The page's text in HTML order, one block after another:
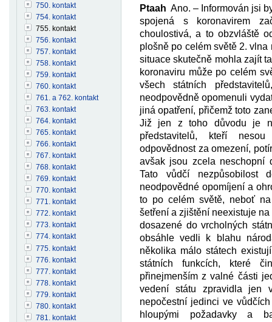
Ptaah Ano. – Informován jsi
spojená s koronavirem
choulostivá, a to obzvláště
plošně po celém světě 2.
situace skutečně mohla zajít
koronaviru může po celém
všech státních
neodpovědně opomenuli
jiná opatření, přičemž toto
Již jen z toho důvodu je
představitelů, kteří
odpovědnost za omezení,
avšak jsou zcela neschopní
Tato vůdčí nezpůsobilost
neodpovědné opomíjení a
to po celém světě, neboť
šetření a zjištění neexistuje
dosazené do vrcholných
obsáhle vedli k blahu
několika málo státech
státních funkcích, které
přinejmenším z valné části
vedení státu zpravidla jen
nepočestní jedinci ve
hloupými požadavky a
750. kontakt
754. kontakt
755. kontakt
756. kontakt
757. kontakt
758. kontakt
759. kontakt
760. kontakt
761. a 762. kontakt
763. kontakt
764. kontakt
765. kontakt
766. kontakt
767. kontakt
768. kontakt
769. kontakt
770. kontakt
771. kontakt
772. kontakt
773. kontakt
774. kontakt
775. kontakt
776. kontakt
777. kontakt
778. kontakt
779. kontakt
780. kontakt
781. kontakt